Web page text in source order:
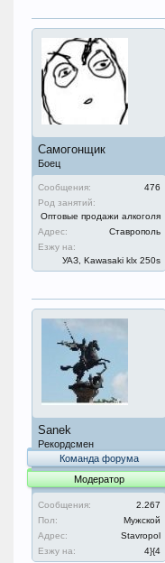
Самогонщик
Боец
Сообщения:
476
Род занятий:
Оптовые продажи алкоголя
Адрес:
Ставрополь
Езжу на:
УАЗ, Kawasaki klx 250s
Sanek
Рекордсмен
Команда форума
Модератор
Сообщения:
2.267
Пол:
Мужской
Адрес:
Stavropol
Езжу на:
4}{4